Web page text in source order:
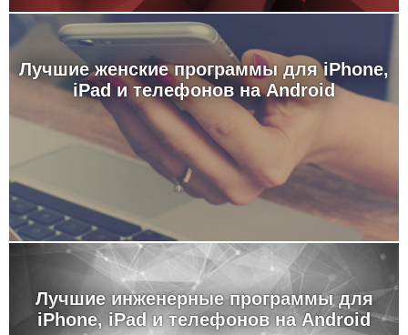
Лучшие женские программы для iPhone,
iPad и телефонов на Android
Лучшие инженерные программы для
iPhone, iPad и телефонов на Android